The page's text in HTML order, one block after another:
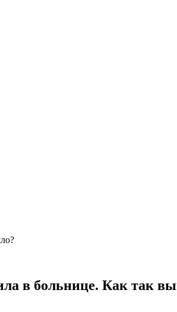
в больнице. Как так